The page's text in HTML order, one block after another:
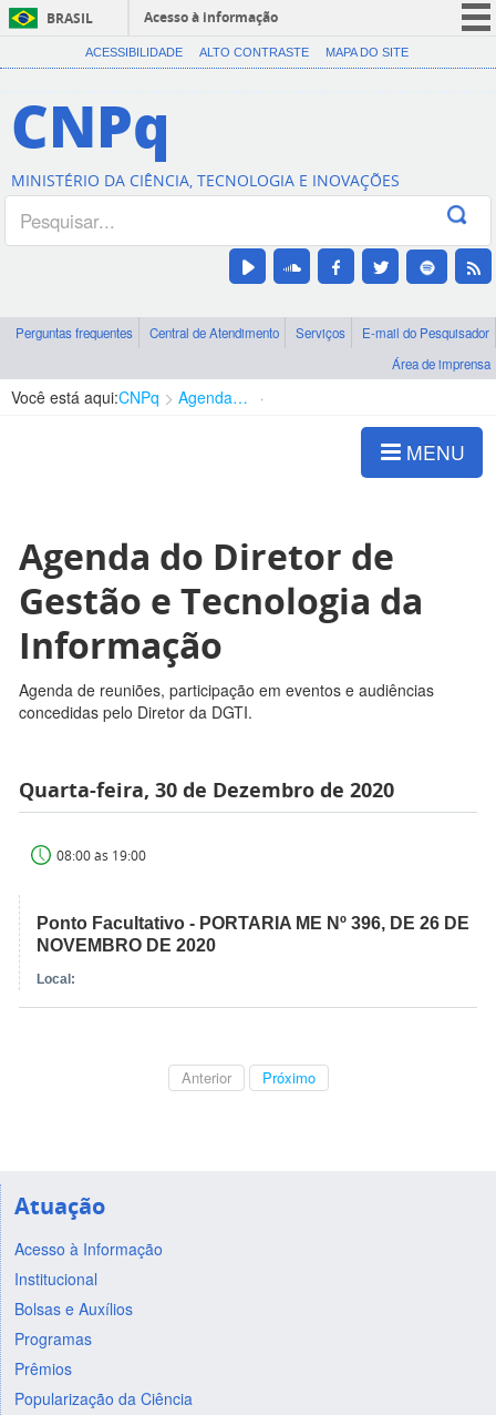
BRASIL
Acesso à informação
CORONAVÍRUS (COVID-19)
Canais
ACESSIBILIDADE ALTO CONTRASTE MAPA DO SITE
CNPq
MINISTÉRIO DA CIÊNCIA, TECNOLOGIA E INOVAÇÕES
Perguntas frequentes Central de Atendimento Serviços
E-mail do Pesquisador
Área de imprensa
Você está aqui:CNPq Agenda de autoridades
MENU
Agenda do Diretor de
Gestão e Tecnologia da
Informação
Agenda de reuniões, participação em eventos e audiências
concedidas pelo Diretor da DGTI.
Quarta-feira, 30 de Dezembro de 2020
08:00 às 19:00
Ponto Facultativo - PORTARIA ME Nº 396, DE 26 DE
NOVEMBRO DE 2020
Local:
Anterior Próximo
Atuação
Acesso à Informação
Institucional
Bolsas e Auxílios
Programas
Prêmios
Popularização da Ciência